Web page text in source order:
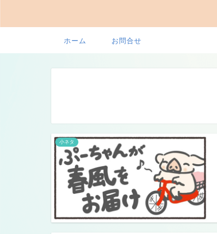
ホーム お問合せ
小ネタ